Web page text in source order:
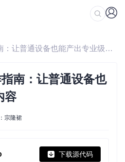
/ LTX-2视频创作指南：让普通设备也能产出专业级内容
南：让普通设备也
容
宗隆裙
下载源代码